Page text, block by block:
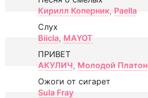
Кирилл Коперник, Paella
Слух
Biicla, MAYOT
ПРИВЕТ
АКУЛИЧ, Молодой Платон
Ожоги от сигарет
Sula Fray